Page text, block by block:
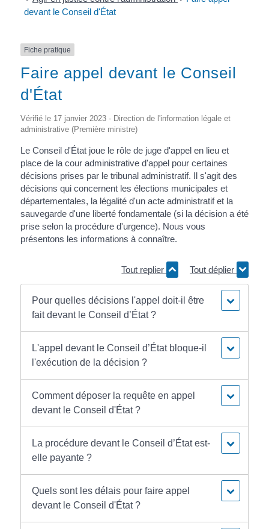
devant le Conseil d'État
Fiche pratique
Faire appel devant le Conseil
d'État
Vérifié le 17 janvier 2023 - Direction de l'information légale et
administrative (Première ministre)
Le Conseil d'État joue le rôle de juge d'appel en lieu et
place de la cour administrative d'appel pour certaines
décisions prises par le tribunal administratif. Il s'agit des
décisions qui concernent les élections municipales et
départementales, la légalité d'un acte administratif et la
sauvegarde d'une liberté fondamentale (si la décision a été
prise selon la procédure d'urgence). Nous vous
présentons les informations à connaître.
Tout replier Tout déplier
Pour quelles décisions l'appel doit-il être
fait devant le Conseil d’État ?
L'appel devant le Conseil d’État bloque-il
l'exécution de la décision ?
Comment déposer la requête en appel
devant le Conseil d'État ?
La procédure devant le Conseil d’État est-
elle payante ?
Quels sont les délais pour faire appel
devant le Conseil d'État ?